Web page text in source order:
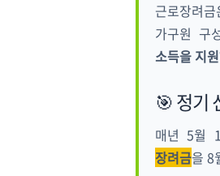
근로장려
가구원 구
소득을 지
🎯 정기
매년 5월
장려금을 8